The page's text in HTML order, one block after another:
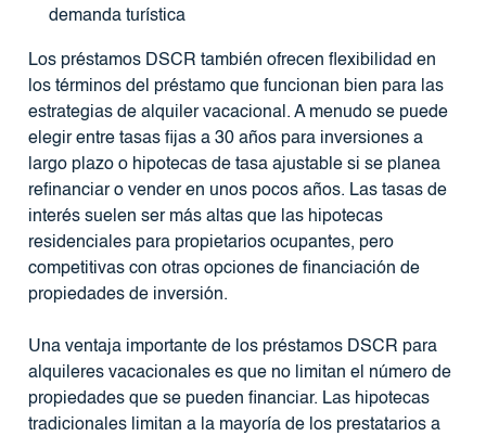
demanda turística
Los préstamos DSCR también ofrecen flexibilidad en
los términos del préstamo que funcionan bien para las
estrategias de alquiler vacacional. A menudo se puede
elegir entre tasas fijas a 30 años para inversiones a
largo plazo o hipotecas de tasa ajustable si se planea
refinanciar o vender en unos pocos años. Las tasas de
interés suelen ser más altas que las hipotecas
residenciales para propietarios ocupantes, pero
competitivas con otras opciones de financiación de
propiedades de inversión.
Una ventaja importante de los préstamos DSCR para
alquileres vacacionales es que no limitan el número de
propiedades que se pueden financiar. Las hipotecas
tradicionales limitan a la mayoría de los prestatarios a